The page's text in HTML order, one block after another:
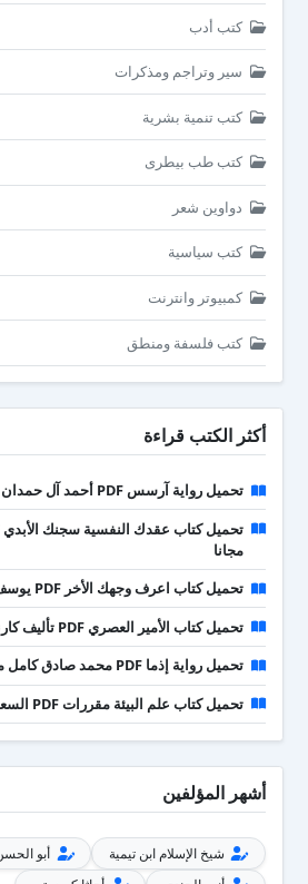
كتب أدب
سير وتراجم ومذكرات
كتب تنمية بشرية
كتب طب بيطرى
دواوين شعر
كتب سياسية
كمبيوتر وانترنت
كتب فلسفة ومنطق
أكثر الكتب قراءة
تحميل رواية آرسس PDF أحمد آل حمدان
مجانا
تحميل كتاب اعرف وجهك الأخر PDF يوسف الحسني
تحميل كتاب الأمير العصري PDF تأليف كارنز لورد كامل مجانا
تحميل رواية إذما PDF محمد صادق كامل مجانا
تحميل كتاب علم البيئة مقررات PDF السعودية 1443
أشهر المؤلفين
شيخ الإسلام ابن تيمية
أبو